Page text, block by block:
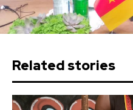
Related stories